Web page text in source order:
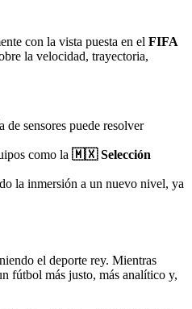
con la vista puesta en el FIFA
la velocidad, trayectoria,
sensores puede resolver
como la 🇲🇽 Selección
la inmersión a un nuevo nivel, ya
el deporte rey. Mientras
fútbol más justo, más analítico y,